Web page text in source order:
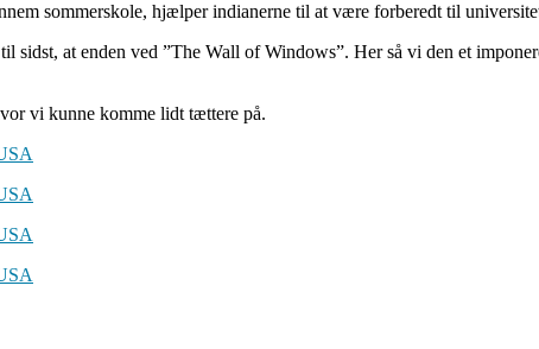
sommerskole, hjælper indianerne til at være forberedt til
sidst, at enden ved ”The Wall of Windows”. Her så vi den et
vi kunne komme lidt tættere på.